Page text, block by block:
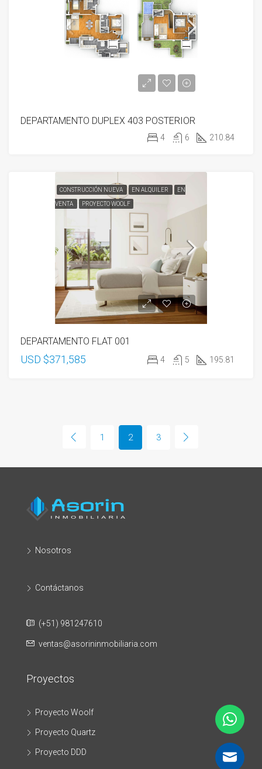
DEPARTAMENTO DUPLEX 403 POSTERIOR
4 6 210.84
CONSTRUCCIÓN NUEVA EN ALQUILER EN
VENTA PROYECTO WOOLF
DEPARTAMENTO FLAT 001
USD $371,585 4 5 195.81
1 2 3
Nosotros
Contáctanos
(+51) 981247610
ventas@asorininmobiliaria.com
Proyectos
Proyecto Woolf
Proyecto Quartz
Proyecto DDD